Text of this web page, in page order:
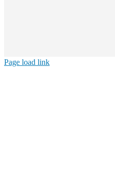
Page load link